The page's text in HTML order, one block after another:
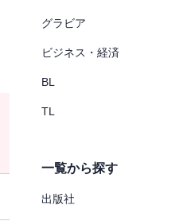
グラビア
ビジネス・経済
BL
TL
一覧から探す
出版社